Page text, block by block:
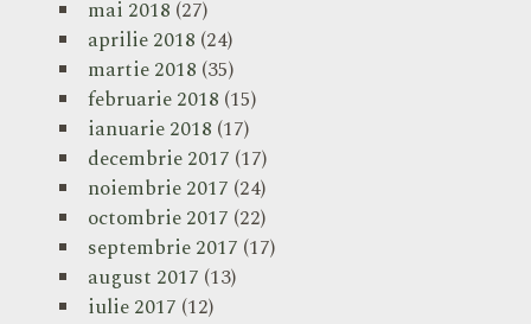
mai 2018 (27)
aprilie 2018 (24)
martie 2018 (35)
februarie 2018 (15)
ianuarie 2018 (17)
decembrie 2017 (17)
noiembrie 2017 (24)
octombrie 2017 (22)
septembrie 2017 (17)
august 2017 (13)
iulie 2017 (12)